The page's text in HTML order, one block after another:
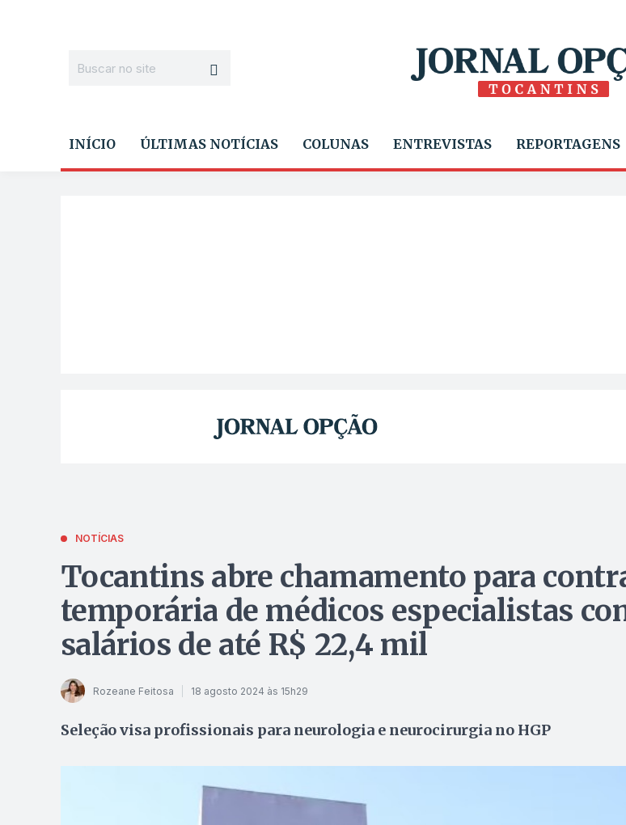
INÍCIO ÚLTIMAS NOTÍCIAS COLUNAS ENTREVISTAS REPORTAGENS
NOTÍCIAS
Tocantins abre chamamento para
temporária de médicos especialistas
salários de até R$ 22,4 mil
Rozeane Feitosa 18 agosto 2024 às 15h29
Seleção visa profissionais para neurologia e neurocirurgia no HGP